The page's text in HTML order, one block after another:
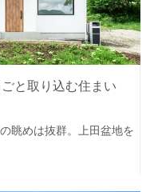
と取り込む住まい
眺めは抜群。上田盆地を